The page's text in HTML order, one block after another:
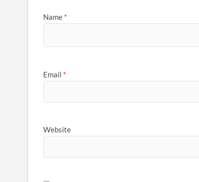
Name *
Email *
Website